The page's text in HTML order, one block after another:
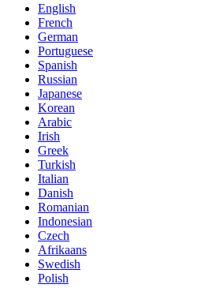
English
French
German
Portuguese
Spanish
Russian
Japanese
Korean
Arabic
Irish
Greek
Turkish
Italian
Danish
Romanian
Indonesian
Czech
Afrikaans
Swedish
Polish